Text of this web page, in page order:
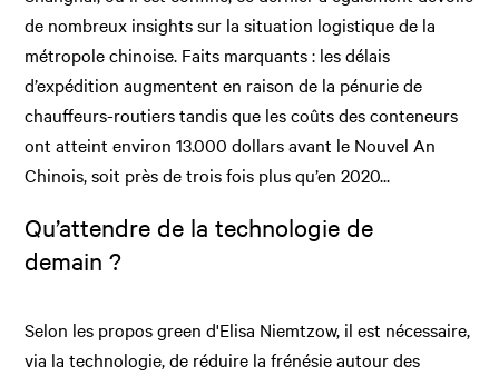
de nombreux insights sur la situation logistique de la
métropole chinoise. Faits marquants : les délais
d’expédition augmentent en raison de la pénurie de
chauffeurs-routiers tandis que les coûts des conteneurs
ont atteint environ 13.000 dollars avant le Nouvel An
Chinois, soit près de trois fois plus qu’en 2020...
Qu’attendre de la technologie de
demain ?
Selon les propos green d'Elisa Niemtzow, il est nécessaire,
via la technologie, de réduire la frénésie autour des